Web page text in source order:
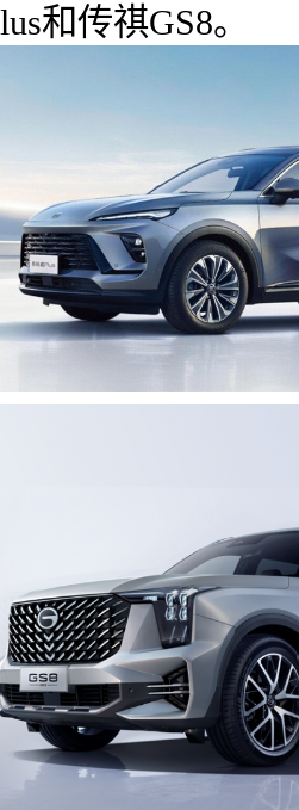
和传祺GS8。